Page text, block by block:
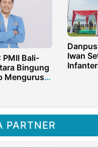
PMII Bali-
Bingung
Mengurus
Iwan
PARTNER